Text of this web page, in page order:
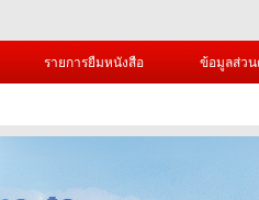
รายการยืมหนังสือ ข้อมูลส่ว